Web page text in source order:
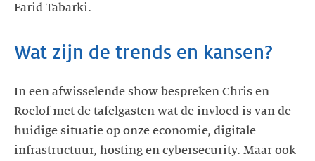
Farid Tabarki.
Wat zijn de trends en kansen?
In een afwisselende show bespreken Chris en
Roelof met de tafelgasten wat de invloed is van de
huidige situatie op onze economie, digitale
infrastructuur, hosting en cybersecurity. Maar ook